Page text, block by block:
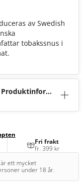
av Swedish
tobakssnus i
Produktinforma
Fri frakt
fr. 399 kr
ett mycket
under 18 år.